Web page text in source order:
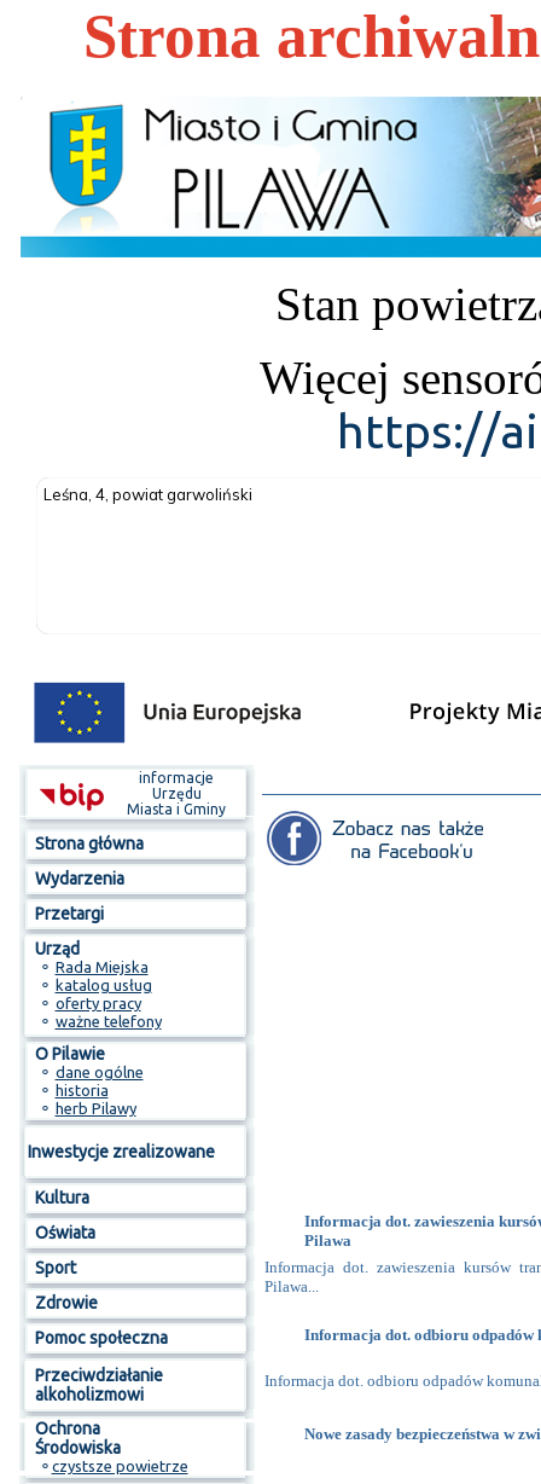
Strona
Stan
Więcej
https://
informacje
Urzędu
Miasta i Gminy
Strona główna
Wydarzenia
Przetargi
Urząd
⚬ Rada Miejska
⚬ katalog usług
⚬ oferty pracy
⚬ ważne telefony
O Pilawie
⚬ dane ogólne
⚬ historia
⚬ herb Pilawy
Inwestycje zrealizowane
Kultura
Oświata
Sport
Zdrowie
Pomoc społeczna
Przeciwdziałanie
alkoholizmowi
Ochrona
Środowiska
⚬ czystsze powietrze
Informacja dot. zawieszenia
Pilawa
Informacja dot. zawieszenia kursów
Pilawa...
Informacja dot. odbioru odpadów
Informacja dot. odbioru odpadów
Nowe zasady bezpieczeństwa w